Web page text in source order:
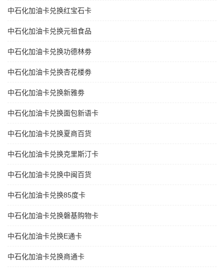
中石化加油卡兑换红宝石卡
中石化加油卡兑换元祖食品
中石化加油卡兑换功德林劵
中石化加油卡兑换杏花楼劵
中石化加油卡兑换新雅劵
中石化加油卡兑换面包新语卡
中石化加油卡兑换夏商百货
中石化加油卡兑换克里斯汀卡
中石化加油卡兑换中闽百货
中石化加油卡兑换85度卡
中石化加油卡兑换磐基购物卡
中石化加油卡兑换E通卡
中石化加油卡兑换商通卡